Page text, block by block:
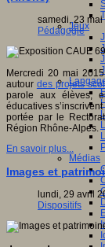
Jeux
Médias
samedi, 23 mai
Pédagogie
Mercredi 20 mai
autour des projets
parole aux élèves,
éducatives
portée par le
Région Rhône-Alpes.
En savoir plus...
Images et
lundi, 29 avril
Dispositifs